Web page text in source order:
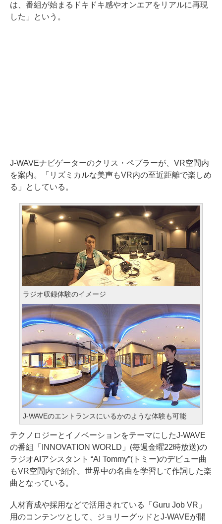
は、番組が始まるドキドキ感やオンエアをリアルに再現
した」という。
J-WAVEナビゲーターのクリス・ペプラーが、VR空間内
を案内。「リズミカルな美声もVR内の至近距離で楽しめ
る」としている。
ラジオ収録体験のイメージ
J-WAVEのエントランスにいるかのような体験も可能
テクノロジーとイノベーションをテーマにしたJ-WAVE
の番組「INNOVATION WORLD」(毎週金曜22時放送)の
ラジオAIアシスタント “AI Tommy”(トミー)のデビュー曲
もVR空間内で紹介。世界中の名曲を学習して作詞した楽
曲となっている。
人材育成や採用などで活用されている「Guru Job VR」
用のコンテンツとして、ジョリーグッドとJ-WAVEが開